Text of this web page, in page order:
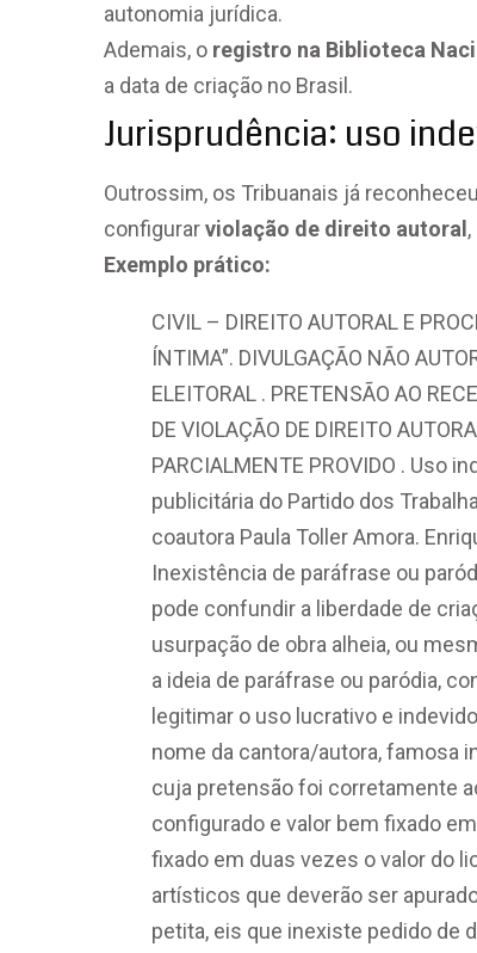
autonomia jurídica.
Ademais, o registro na Biblioteca
a data de criação no Brasil.
Jurisprudência: uso
Outrossim, os Tribuanais já
configurarviolação de direito autoral
Exemplo prático:
CIVIL – DIREITO AUTORAL E
ÍNTIMA”. DIVULGAÇÃO NÃO
ELEITORAL . PRETENSÃO AO
DE VIOLAÇÃO DE DIREITO
PARCIALMENTE PROVIDO . Uso
publicitária do Partido dos
coautora Paula Toller Amora.
Inexistência de paráfrase ou
pode confundir a liberdade de
usurpação de obra alheia, ou
a ideia de paráfrase ou paródia,
legitimar o uso lucrativo e
nome da cantora/autora, famosa
cuja pretensão foi corretamente
configurado e valor bem fixado
fixado em duas vezes o valor do
artísticos que deverão ser
petita, eis que inexiste pedido de